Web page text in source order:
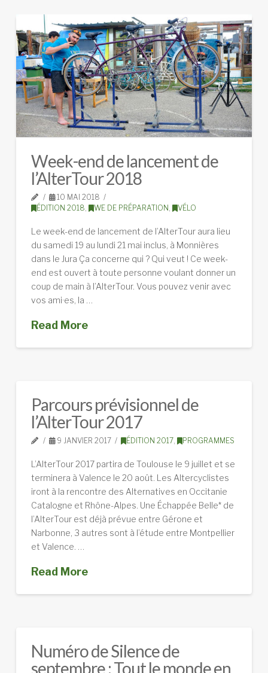
Week-end de lancement de
l’AlterTour 2018
10 MAI 2018
ÉDITION 2018, WE DE PRÉPARATION, VÉLO
Le week-end de lancement de l’AlterTour aura lieu
du samedi 19 au lundi 21 mai inclus, à Monnières
dans le Jura Ça concerne qui ? Qui veut ! Ce week-
end est ouvert à toute personne voulant donner un
coup de main à l’AlterTour. Vous pouvez venir avec
vos ami·es, la …
Read More
Parcours prévisionnel de
l’AlterTour 2017
9 JANVIER 2017 ÉDITION 2017, PROGRAMMES
L’AlterTour 2017 partira de Toulouse le 9 juillet et se
terminera à Valence le 20 août. Les Altercyclistes
iront à la rencontre des Alternatives en Occitanie
Catalogne et Rhône-Alpes. Une Échappée Belle* de
l’AlterTour est déjà prévue entre Gérone et
Narbonne, 3 autres sont à l’étude entre Montpellier
et Valence. …
Read More
Numéro de Silence de
septembre : Tout le monde en